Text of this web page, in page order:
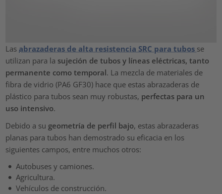
Las abrazaderas de alta resistencia SRC para tubos se
utilizan para la sujeción de tubos y líneas eléctricas, tanto
permanente como temporal. La mezcla de materiales de
fibra de vidrio (PA6 GF30) hace que estas abrazaderas de
plástico para tubos sean muy robustas, perfectas para un
uso intensivo.
Debido a su geometría de perfil bajo, estas abrazaderas
planas para tubos han demostrado su eficacia en los
siguientes campos, entre muchos otros:
Autobuses y camiones.
Agricultura.
Vehículos de construcción.